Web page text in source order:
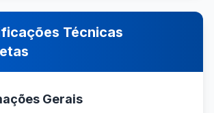
Técnicas
Gerais